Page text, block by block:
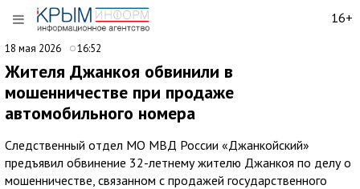
16+
18 мая 2026 16:52
Жителя Джанкоя обвинили в
мошенничестве при продаже
автомобильного номера
Следственный отдел МО МВД России «Джанкойский»
предъявил обвинение 32-летнему жителю Джанкоя по делу о
мошенничестве, связанном с продажей государственного